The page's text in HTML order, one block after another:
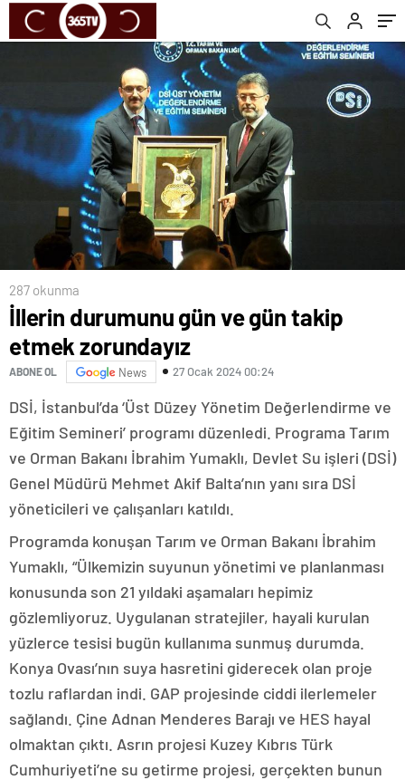
287 okunma
İllerin durumunu gün ve gün takip
etmek zorundayız
ABONE OL News 27 Ocak 2024 00:24
DSİ, İstanbul’da ‘Üst Düzey Yönetim Değerlendirme ve
Eğitim Semineri’ programı düzenledi. Programa Tarım
ve Orman Bakanı İbrahim Yumaklı, Devlet Su işleri (DSİ)
Genel Müdürü Mehmet Akif Balta’nın yanı sıra DSİ
yöneticileri ve çalışanları katıldı.
Programda konuşan Tarım ve Orman Bakanı İbrahim
Yumaklı, “Ülkemizin suyunun yönetimi ve planlanması
konusunda son 21 yıldaki aşamaları hepimiz
gözlemliyoruz. Uygulanan stratejiler, hayali kurulan
yüzlerce tesisi bugün kullanıma sunmuş durumda.
Konya Ovası’nın suya hasretini giderecek olan proje
tozlu raflardan indi. GAP projesinde ciddi ilerlemeler
sağlandı. Çine Adnan Menderes Barajı ve HES hayal
olmaktan çıktı. Asrın projesi Kuzey Kıbrıs Türk
Cumhuriyeti’ne su getirme projesi, gerçekten bunun